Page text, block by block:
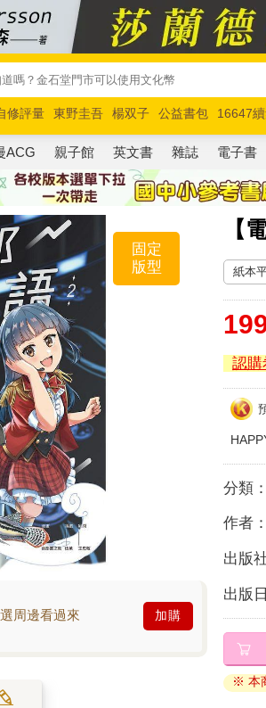
修評量 東野圭吾 楊双子 公益書包 16647
綻放
奧德賽 路邊攤新作 馬斯克 玩具總動
ACG 親子館 英文書 雜誌 電子書
【
固定
版型
周邊看過來 加購
紙本
認購
分類：
作者：
出版
出版
※ 本